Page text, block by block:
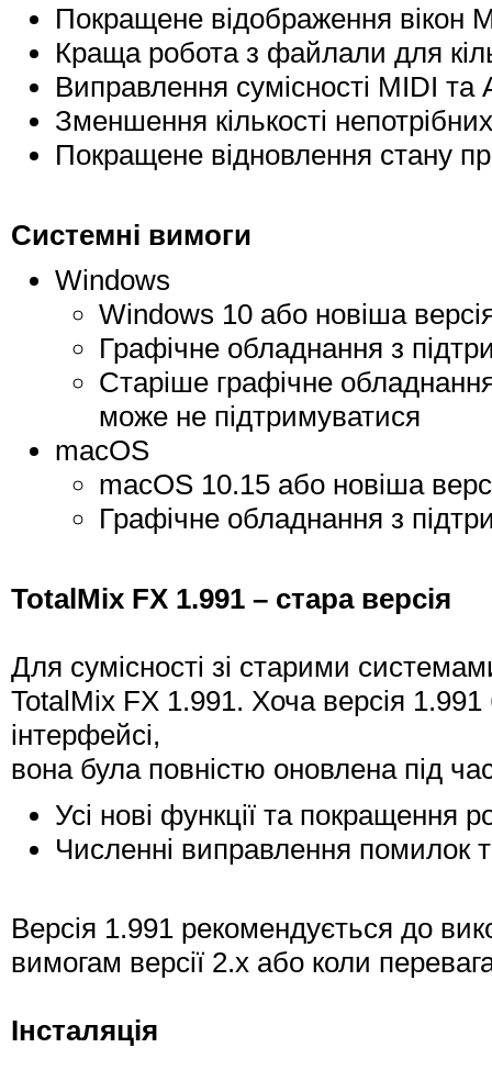
Покращене відображення вікон
Краща робота з файлали для
Виправлення сумісності MIDI
Зменшення кількості
Покращене відновлення стану
Системні вимоги
Windows
Windows 10 або новіша
Графічне обладнання з
Старіше графічне
може не підтримуватися
macOS
macOS 10.15 або новіша
Графічне обладнання з
TotalMix FX 1.991 – стара версія
Для сумісності зі старими
TotalMix FX 1.991. Хоча версія
інтерфейсі,
вона була повністю оновлена під
Усі нові функції та покращення
Численні виправлення помилок
Версія 1.991 рекомендується до
вимогам версії 2.x або коли
Інсталяція